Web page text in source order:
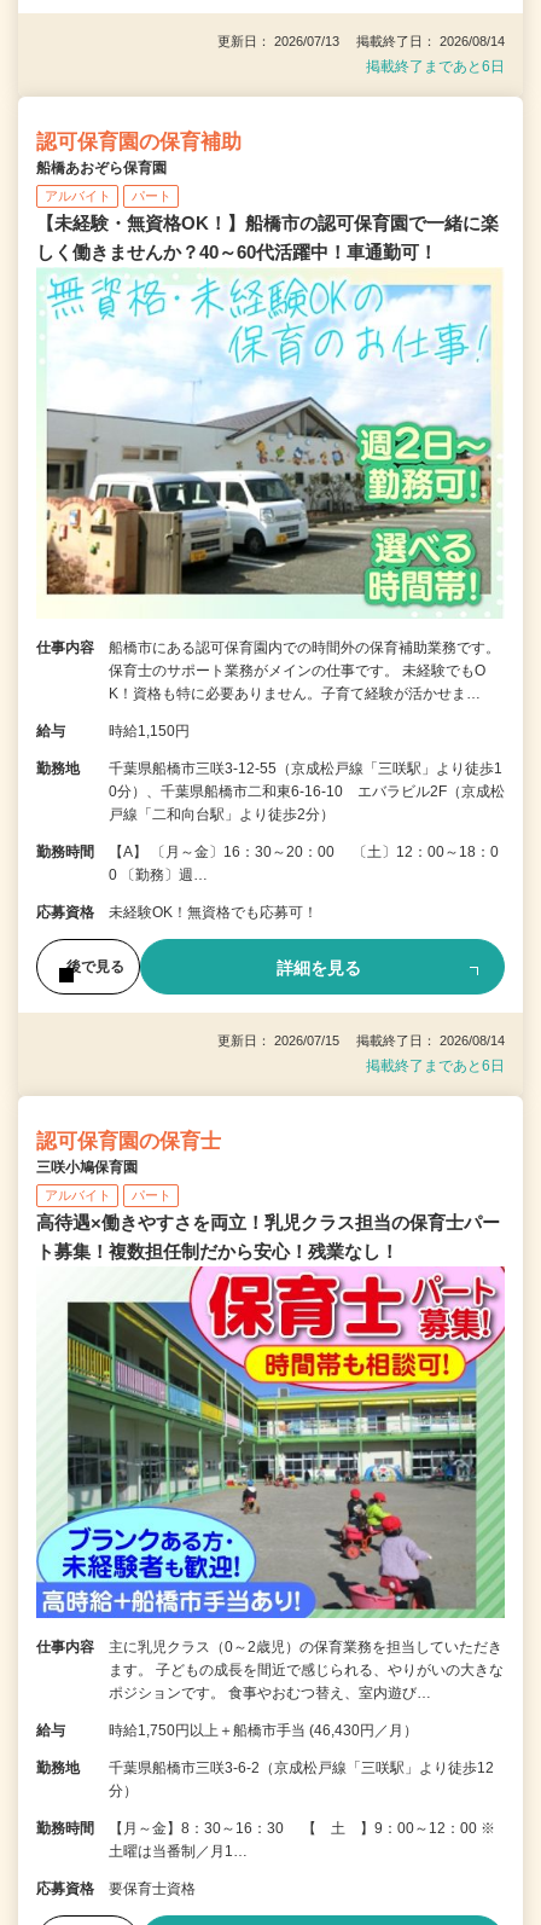
更新日： 2026/07/13 掲載終了日： 2026/08/14
掲載終了まであと6日
認可保育園の保育補助
船橋あおぞら保育園
アルバイト パート
【未経験・無資格OK！】船橋市の認可保育園で一緒に楽
しく働きませんか？40～60代活躍中！車通勤可！
仕事内容
船橋市にある認可保育園内での時間外の保育補助業務です。
保育士のサポート業務がメインの仕事です。 未経験でもO
K！資格も特に必要ありません。子育て経験が活かせま…
給与 時給1,150円
勤務地
千葉県船橋市三咲3-12-55（京成松戸線「三咲駅」より徒歩1
0分）、千葉県船橋市二和東6-16-10 エバラビル2F（京成松
戸線「二和向台駅」より徒歩2分）
勤務時間
【A】 〔月～金〕16：30～20：00 〔土〕12：00～18：0
0 〔勤務〕週…
応募資格 未経験OK！無資格でも応募可！
後で見る 詳細を見る
更新日： 2026/07/15 掲載終了日： 2026/08/14
掲載終了まであと6日
認可保育園の保育士
三咲小鳩保育園
アルバイト パート
高待遇×働きやすさを両立！乳児クラス担当の保育士パー
ト募集！複数担任制だから安心！残業なし！
仕事内容
主に乳児クラス（0～2歳児）の保育業務を担当していただき
ます。 子どもの成長を間近で感じられる、やりがいの大きな
ポジションです。 食事やおむつ替え、室内遊び…
給与 時給1,750円以上＋船橋市手当 (46,430円／月）
勤務地
千葉県船橋市三咲3-6-2（京成松戸線「三咲駅」より徒歩12
分）
勤務時間
【月～金】8：30～16：30 【 土 】9：00～12：00 ※
土曜は当番制／月1…
応募資格 要保育士資格